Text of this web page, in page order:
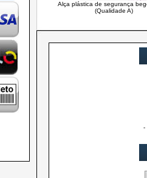
Alça plástica de segurança
(Qualidade A)
-